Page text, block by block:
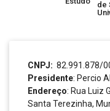
de
CNPJ: 82.991.878/
Presidente: Percio
Endereço: Rua Luiz
Santa Terezinha,